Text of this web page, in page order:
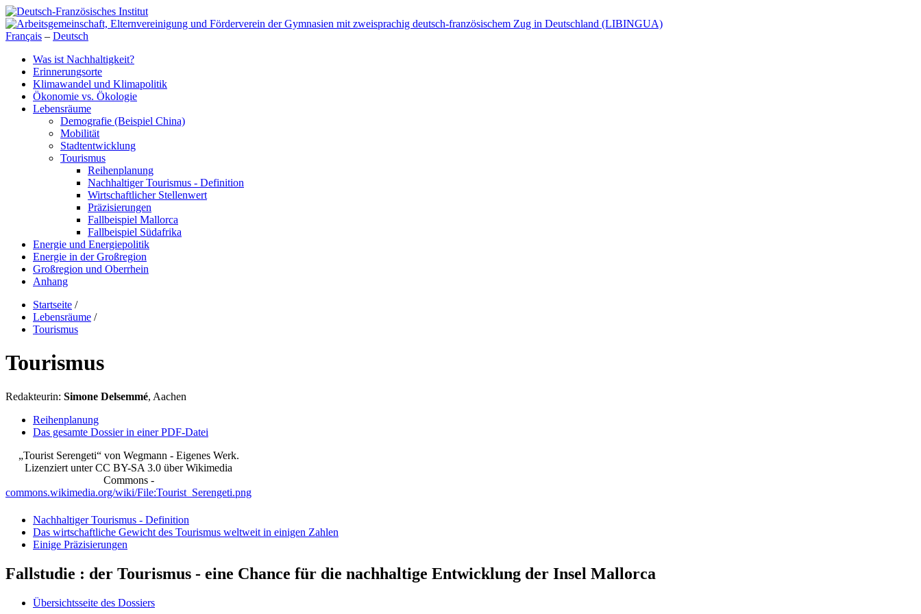
Français – Deutsch
Was ist Nachhaltigkeit?
Erinnerungsorte
Klimawandel und Klimapolitik
Ökonomie vs. Ökologie
Lebensräume
Demografie (Beispiel China)
Mobilität
Stadtentwicklung
Tourismus
Reihenplanung
Nachhaltiger Tourismus - Definition
Wirtschaftlicher Stellenwert
Präzisierungen
Fallbeispiel Mallorca
Fallbeispiel Südafrika
Energie und Energiepolitik
Energie in der Großregion
Großregion und Oberrhein
Anhang
Startseite /
Lebensräume /
Tourismus
Tourismus
Redakteurin: Simone Delsemmé, Aachen
Reihenplanung
Das gesamte Dossier in einer PDF-Datei
„Tourist Serengeti“ von Wegmann - Eigenes Werk.
Lizenziert unter CC BY-SA 3.0 über Wikimedia
Commons -
commons.wikimedia.org/wiki/File:Tourist_Serengeti.png
Nachhaltiger Tourismus - Definition
Das wirtschaftliche Gewicht des Tourismus weltweit in einigen Zahlen
Einige Präzisierungen
Fallstudie : der Tourismus - eine Chance für die nachhaltige Entwicklung der Insel Mallorca
Übersichtsseite des Dossiers